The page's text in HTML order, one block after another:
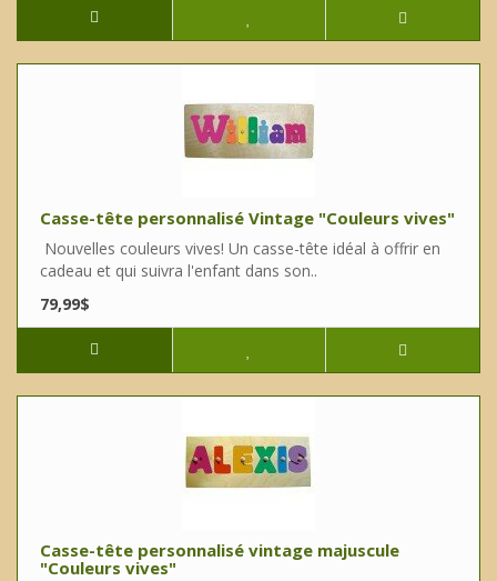
Casse-tête personnalisé Vintage "Couleurs vives"
Nouvelles couleurs vives! Un casse-tête idéal à offrir en
cadeau et qui suivra l'enfant dans son..
79,99$
Casse-tête personnalisé vintage majuscule
"Couleurs vives"